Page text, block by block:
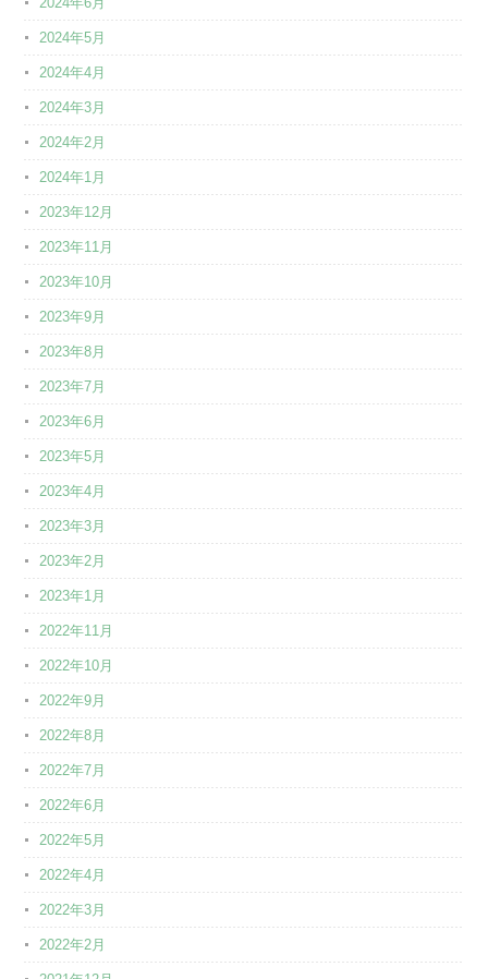
2024年5月
2024年4月
2024年3月
2024年2月
2024年1月
2023年12月
2023年11月
2023年10月
2023年9月
2023年8月
2023年7月
2023年6月
2023年5月
2023年4月
2023年3月
2023年2月
2023年1月
2022年11月
2022年10月
2022年9月
2022年8月
2022年7月
2022年6月
2022年5月
2022年4月
2022年3月
2022年2月